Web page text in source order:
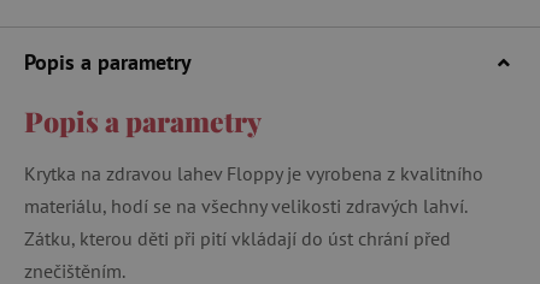
Popis a parametry
Popis a parametry
Krytka na zdravou lahev Floppy je vyrobena z kvalitního
materiálu, hodí se na všechny velikosti zdravých lahví.
Zátku, kterou děti při pití vkládají do úst chrání před
znečištěním.